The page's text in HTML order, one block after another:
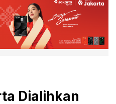
Dialihkan